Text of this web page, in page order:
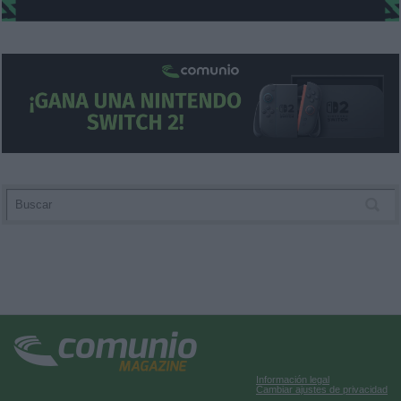
Información legal
Cambiar ajustes de privacidad